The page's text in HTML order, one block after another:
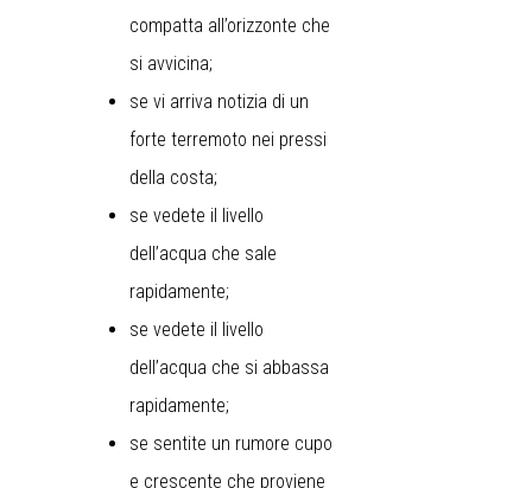
compatta all’orizzonte che
si avvicina;
se vi arriva notizia di un
forte terremoto nei pressi
della costa;
se vedete il livello
dell’acqua che sale
rapidamente;
se vedete il livello
dell’acqua che si abbassa
rapidamente;
se sentite un rumore cupo
e crescente che proviene